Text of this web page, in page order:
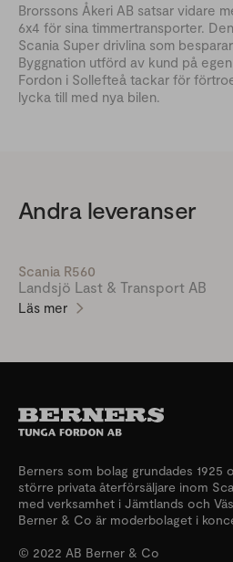
Brorssons Åkeri AB satsar vidare
6x4 för sina timmertransporter.
Scania Super drivlina som
Byggnation utförd av kund på
Fordon i Sollefteå tackar för
lycka till med nya bilen.
Andra leveranser
Scania R560
Landsjö Last & Transport AB
Läs mer
Berners som bolag grundades 1925
större privata återförsäljare inom
med verksamhet i Jämtlands och
Berner & Co är moderbolaget i
© 2022 AB Berner & Co